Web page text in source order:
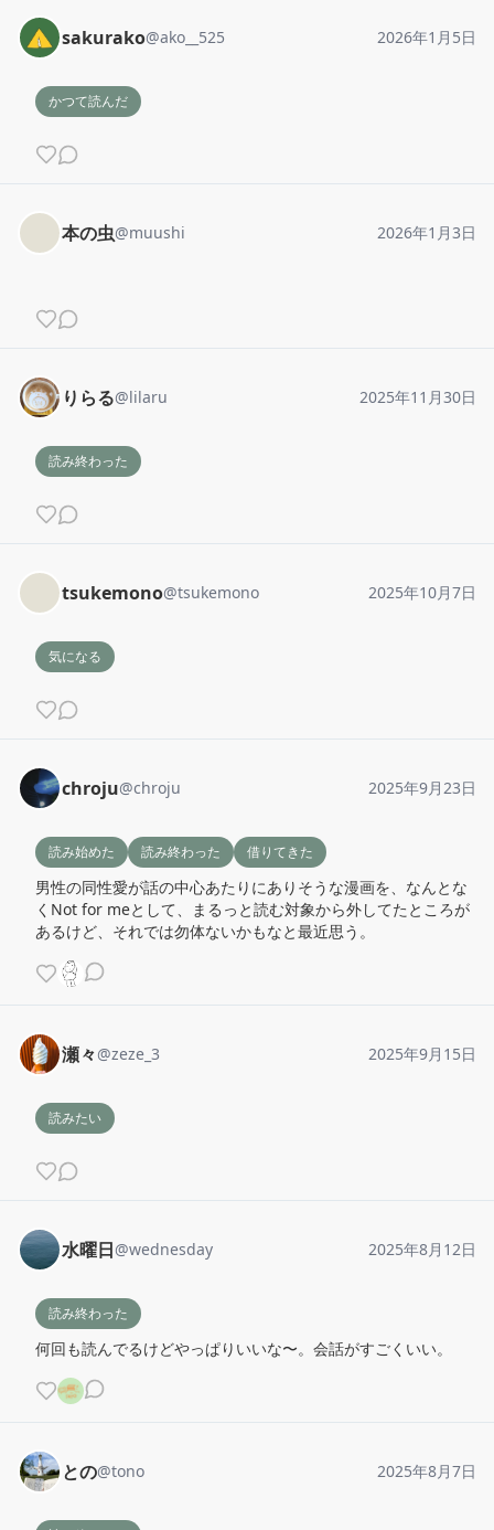
sakurako@ako__525 2026年1月5日
かつて読んだ
本の虫@muushi 2026年1月3日
りらる@lilaru 2025年11月30日
読み終わった
tsukemono@tsukemono 2025年10月7日
気になる
chroju@chroju 2025年9月23日
読み始めた 読み終わった 借りてきた
男性の同性愛が話の中心あたりにありそうな漫画を、なんとな
くNot for meとして、まるっと読む対象から外してたところが
あるけど、それでは勿体ないかもなと最近思う。
瀬々@zeze_3 2025年9月15日
読みたい
水曜日@wednesday 2025年8月12日
読み終わった
何回も読んでるけどやっぱりいいな〜。会話がすごくいい。
との@tono 2025年8月7日